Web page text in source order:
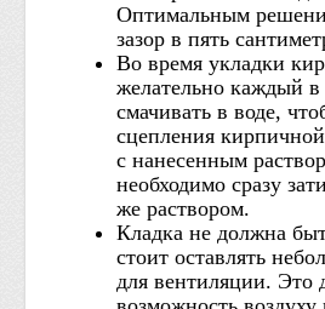
Оптимальным
зазор в пять
Во время укладки
желательно каждый в
смачивать в воде,
сцепления
с нанесенным
необходимо сразу
же раствором.
Кладка не должна
стоит оставлять
для вентиляции. Это